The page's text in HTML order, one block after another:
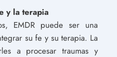
y la terapia
EMDR puede ser una
su fe y su terapia. La
a procesar traumas y